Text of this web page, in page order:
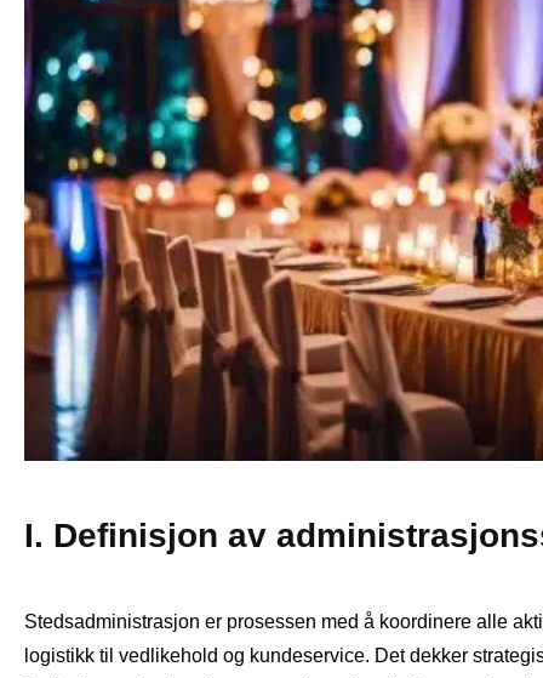
I. Definisjon av
Stedsadministrasjon er prosessen med å koordinere alle
logistikk til vedlikehold og kundeservice. Det dekker